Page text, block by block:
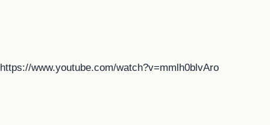
https://www.youtube.com/watch?v=mmlh0blvAro